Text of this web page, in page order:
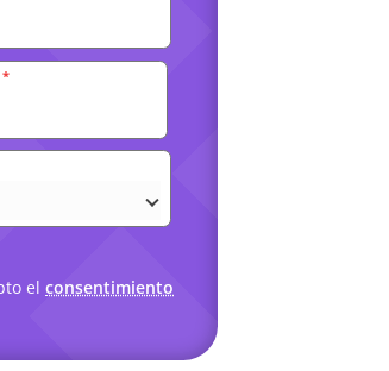
*
elconsentimiento